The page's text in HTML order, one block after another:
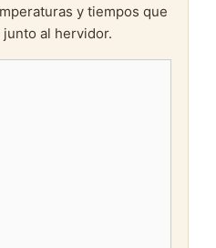
y tiempos que
al hervidor.